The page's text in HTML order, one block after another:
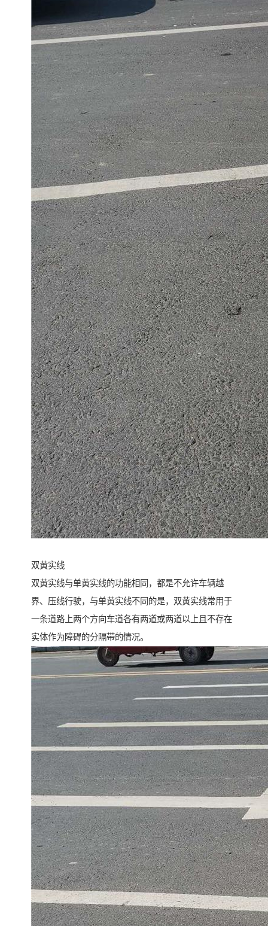
双黄实线
双黄实线与单黄实线的功能相同，都是不允许车辆越
界、压线行驶，与单黄实线不同的是，双黄实线常用于
一条道路上两个方向车道各有两道或两道以上且不存在
实体作为障碍的分隔带的情况。